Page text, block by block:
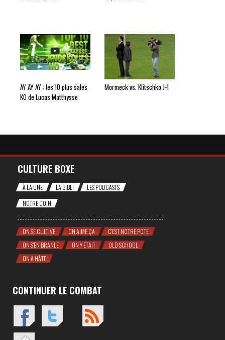
AY AY AY : les 10 plus sales
KO de Lucas Matthysse
Mormeck vs. Klitschko J-1
CULTURE BOXE
À LA UNE LA BIBLI
LES PODCASTS
NOTRE COIN
ON SE CULTIVE ON AIME ÇA
C'EST NOTRE POTE
ON S'EN BRANLE
ON Y ÉTAIT
OLD SCHOOL
ON A HÂTE
CONTINUER LE COMBAT